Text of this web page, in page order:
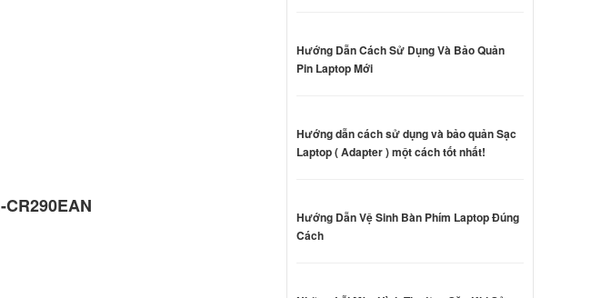
Hướng Dẫn Cách Sử Dụng Và Bảo Quản
Pin Laptop Mới
Hướng dẫn cách sử dụng và bảo quản Sạc
Laptop ( Adapter ) một cách tốt nhất!
Hướng Dẫn Vệ Sinh Bàn Phím Laptop Đúng
Cách